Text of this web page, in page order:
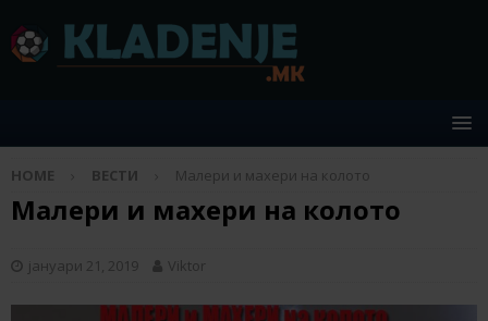
HOME ВЕСТИ Малери и махери на колото
Малери и махери на колото
јануари 21, 2019 Viktor